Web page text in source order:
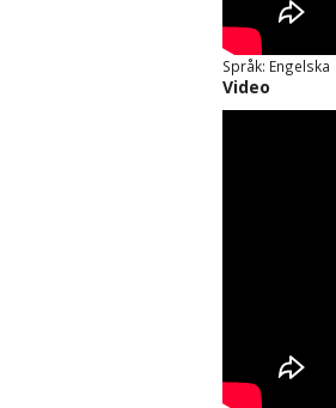
Språk: Engelska
Video